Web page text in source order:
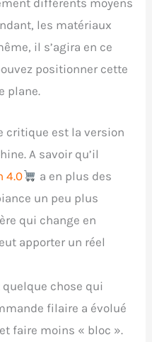
différents moyens
les matériaux
il s’agira en ce
positionner cette
plane.
critique est la version
A savoir qu’il
4.0
a en plus des
un peu plus
qui change en
apporter un réel
chose qui
filaire a évolué
faire moins « bloc ».